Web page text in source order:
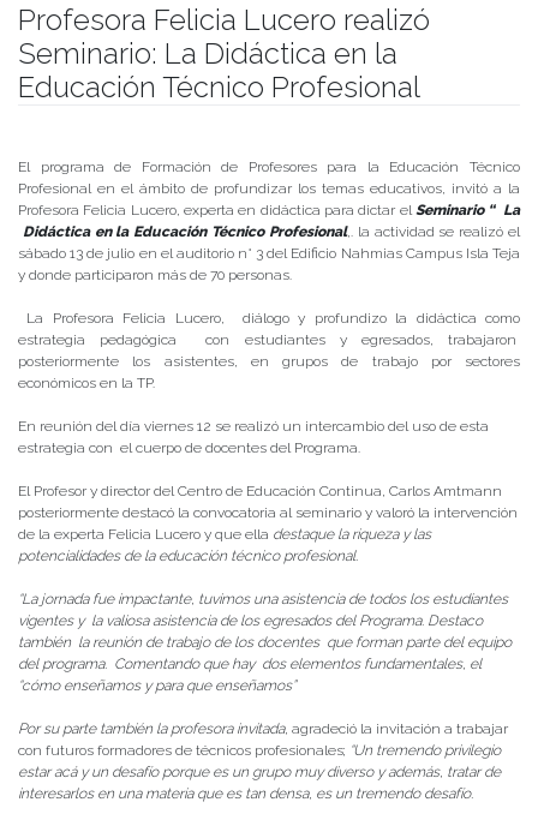
Profesora Felicia Lucero realizó
Seminario: La Didáctica en la
Educación Técnico Profesional
El programa de Formación de Profesores para la Educación Técnico
Profesional en el ámbito de profundizar los temas educativos, invitó a la
Profesora Felicia Lucero, experta en didáctica para dictar el Seminario “ La
Didáctica en la Educación Técnico Profesional,. la actividad se realizó el
sábado 13 de julio en el auditorio n° 3 del Edificio Nahmias Campus Isla Teja
y donde participaron más de 70 personas.
La Profesora Felicia Lucero, diálogo y profundizo la didáctica como
estrategia pedagógica con estudiantes y egresados, trabajaron
posteriormente los asistentes, en grupos de trabajo por sectores
económicos en la TP.
En reunión del día viernes 12 se realizó un intercambio del uso de esta
estrategia con el cuerpo de docentes del Programa.
El Profesor y director del Centro de Educación Continua, Carlos Amtmann
posteriormente destacó la convocatoria al seminario y valoró la intervención
de la experta Felicia Lucero y que ella destaque la riqueza y las
potencialidades de la educación técnico profesional.
“La jornada fue impactante, tuvimos una asistencia de todos los estudiantes
vigentes y la valiosa asistencia de los egresados del Programa. Destaco
también la reunión de trabajo de los docentes que forman parte del equipo
del programa. Comentando que hay dos elementos fundamentales, el
“cómo enseñamos y para que enseñamos”
Por su parte también la profesora invitada, agradeció la invitación a trabajar
con futuros formadores de técnicos profesionales; “Un tremendo privilegio
estar acá y un desafío porque es un grupo muy diverso y además, tratar de
interesarlos en una materia que es tan densa, es un tremendo desafío.